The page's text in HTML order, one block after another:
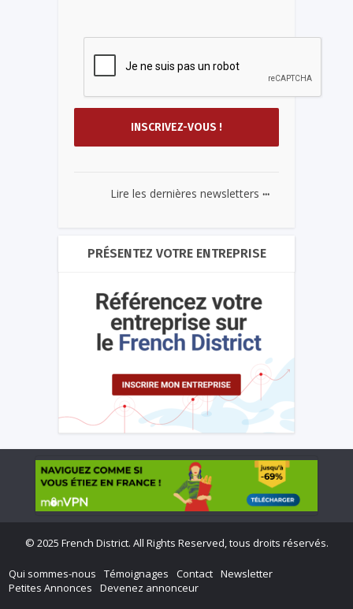
Lire les dernières newsletters ...
PRÉSENTEZ VOTRE ENTREPRISE
© 2025 French District. All Rights Reserved, tous droits réservés.
Qui sommes-nous Témoignages Contact Newsletter
Petites Annonces
Devenez annonceur